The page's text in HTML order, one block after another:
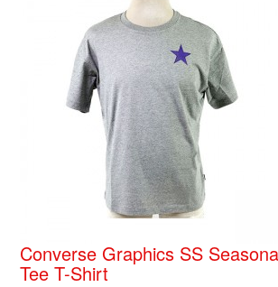
Converse Graphics SS
Tee T-Shirt